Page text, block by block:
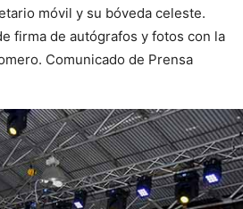
móvil y su bóveda celeste.
firma de autógrafos y fotos con la
Comunicado de Prensa